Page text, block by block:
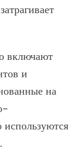
включают
и
на